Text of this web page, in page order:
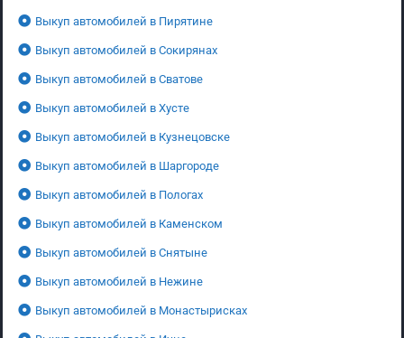
Выкуп автомобилей в Пирятине
Выкуп автомобилей в Сокирянах
Выкуп автомобилей в Сватове
Выкуп автомобилей в Хусте
Выкуп автомобилей в Кузнецовске
Выкуп автомобилей в Шаргороде
Выкуп автомобилей в Пологах
Выкуп автомобилей в Каменском
Выкуп автомобилей в Снятыне
Выкуп автомобилей в Нежине
Выкуп автомобилей в Монастырисках